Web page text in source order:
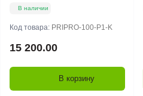
В наличии
Код товара: PRIPRO-100-P1-K
15 200.00
В корзину